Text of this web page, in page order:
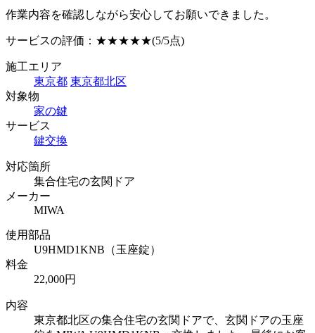
作業内容を確認しながら安心してお願いできました。
サービスの評価： ★★★★★(5/5点)
施工エリア
東京都 東京都北区
対象物
家の鍵
サービス
鍵交換
対応箇所
集合住宅の玄関ドア
メーカー
MIWA
使用部品
U9HMD1KNB（玉座錠）
料金
22,000円
内容
東京都北区の集合住宅の玄関ドアで、玄関ドアの玉座